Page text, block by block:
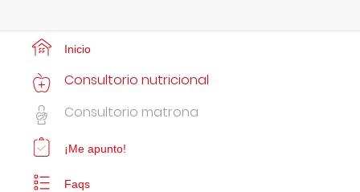
Inicio
Consultorio nutricional
Consultorio matrona
¡Me apunto!
Faqs